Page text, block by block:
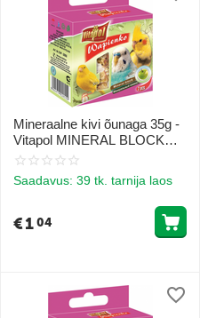
Mineraalne kivi õunaga 35g -
Vitapol MINERAL BLOCK
apple for birds
Saadavus: 39 tk. tarnija laos
€104